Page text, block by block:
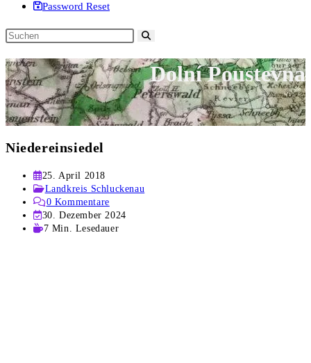
Password Reset
Diese
durchsuchen
Dolní Poustevna
Niedereinsiedel
Beitrag
veröffentlicht:
25. April 2018
Beitrags-
Kategorie:
Landkreis Schluckenau
Beitrags-
Kommentare:
0 Kommentare
Beitrag
zuletzt
30. Dezember 2024
Lesedauer:
7 Min. Lesedauer